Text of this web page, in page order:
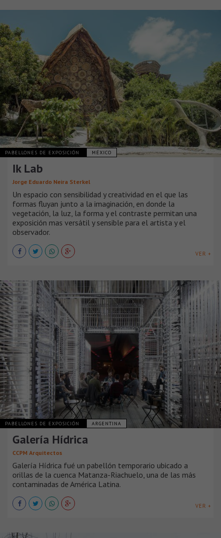
PABELLONES DE EXPOSICIÓN MÉXICO
Ik Lab
Jorge Eduardo Neira Sterkel
Un espacio con sensibilidad y creatividad en el que las
formas fluyan junto a la imaginación, en donde la
vegetación, la luz, la forma y el contraste permitan una
exposición mas versátil y sensible para el artista y el
observador.
VER +
PABELLONES DE EXPOSICIÓN ARGENTINA
Galería Hídrica
CCPM Arquitectos
Galería Hídrica fué un pabellón temporario ubicado a
orillas de la cuenca Matanza-Riachuelo, una de las más
contaminadas de América Latina.
VER +